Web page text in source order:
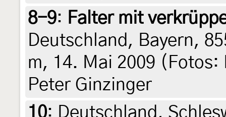
8-9: Falter mit
Deutschland, Bayern,
m, 14. Mai 2009
Peter Ginzinger
10: Deutschland,